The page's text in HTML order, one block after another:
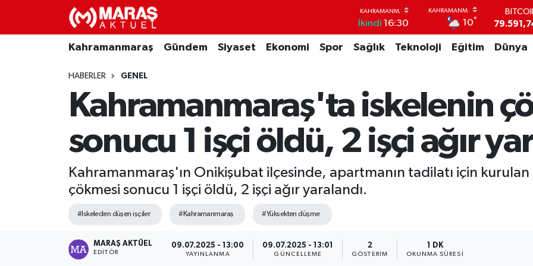
İkindi 16:30 10°
45,43620
Kahramanmaraş Gündem Siyaset Ekonomi Spor Sağlık Teknoloji Eğitim Dünya
HABERLER GENEL
Kahramanmaraş'ta iskelenin
sonucu 1 işçi öldü, 2 işçi ağır
Kahramanmaraş'ın Onikişubat ilçesinde, apartmanın tadilatı için
çökmesi sonucu 1 işçi öldü, 2 işçi ağır yaralandı.
#Iskeleden düşen işçiler #Kahramanmaraş #Yüksekten düşme
MARAŞ AKTÜEL
EDITÖR
09.07.2025 - 13:00
YAYINLANMA
09.07.2025 - 13:01
GÜNCELLEME
2
GÖSTERIM
1 DK
OKUNMA SÜRESI
Kahramanmaraş
Gündem
Ekonomi
Nöbetçi Eczaneler
Hava Durumu
Namaz Vakitleri
Trafik Durumu
TFF 3.Lig 4.Grup Puan Durumu ve Fikstür
Tüm Manşetler
Haber Arşivi